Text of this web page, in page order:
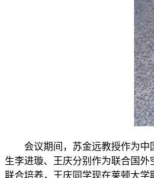
会议期间，苏金远教授作为
生李进璇、王庆分别作为联合国
联合培养，王庆同学现在莱顿大学